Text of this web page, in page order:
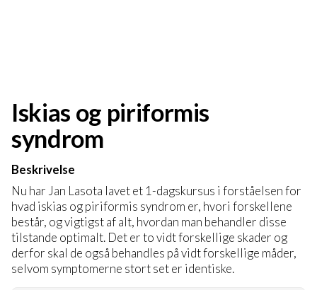
Iskias og piriformis
syndrom
Beskrivelse
Nu har Jan Lasota lavet et 1-dagskursus i forståelsen for
hvad iskias og piriformis syndrom er, hvori forskellene
består, og vigtigst af alt, hvordan man behandler disse
tilstande optimalt. Det er to vidt forskellige skader og
derfor skal de også behandles på vidt forskellige måder,
selvom symptomerne stort set er identiske.